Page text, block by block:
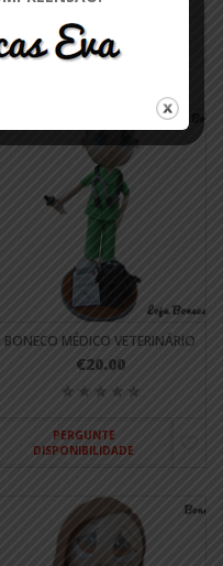
PERGUNTE
DISPONIBILIDADE
BONECO MÉDICO VETERINÁRIO
€20.00
PERGUNTE
DISPONIBILIDADE